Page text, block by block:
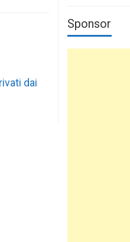
dai
Sponsor